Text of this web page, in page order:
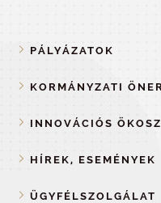
PÁLYÁZATOK
KORMÁNYZATI
INNOVÁCIÓS
HÍREK, ESEMÉNYEK
ÜGYFÉLSZOLGÁLAT